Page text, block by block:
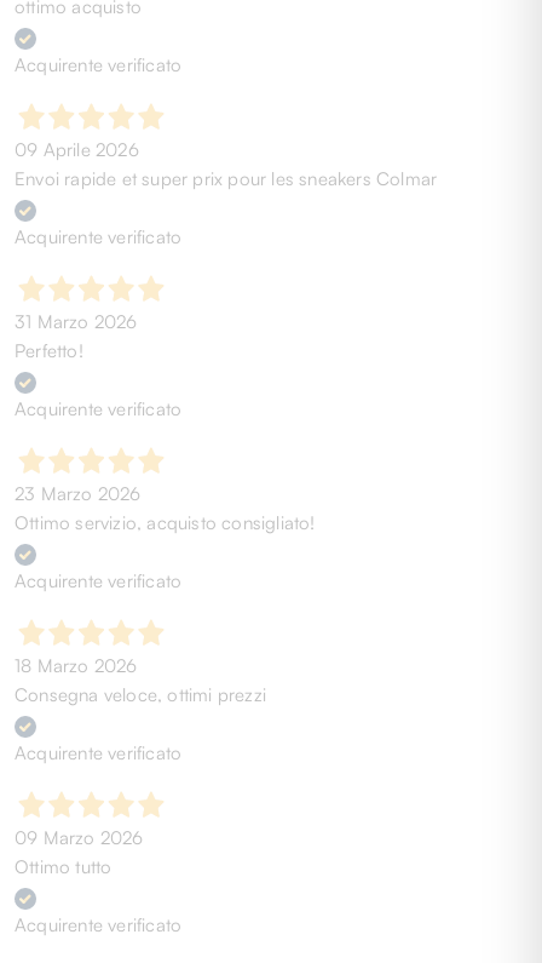
ottimo acquisto
Acquirente verificato
09 Aprile 2026
Envoi rapide et super prix pour les sneakers Colmar
Acquirente verificato
31 Marzo 2026
Perfetto!
Acquirente verificato
23 Marzo 2026
Ottimo servizio, acquisto consigliato!
Acquirente verificato
18 Marzo 2026
Consegna veloce, ottimi prezzi
Acquirente verificato
09 Marzo 2026
Ottimo tutto
Acquirente verificato